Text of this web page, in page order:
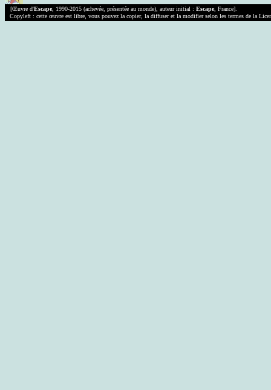
[Œuvre d'Escape, 1990-2015 (achevée, présentée au monde), auteur initial :Escape, France].
Copyleft : cette œuvre est libre, vous pouvez la copier, la diffuser et la modifier selon les termes de la